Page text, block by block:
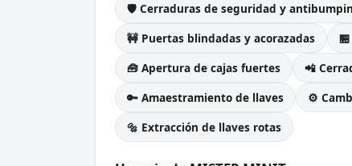
🛡️ Cerraduras de seguridad y
🚧 Puertas blindadas y acorazadas
🧰 Apertura de cajas fuertes
📲
🔑 Amaestramiento de llaves
⚙️
🔩 Extracción de llaves rotas